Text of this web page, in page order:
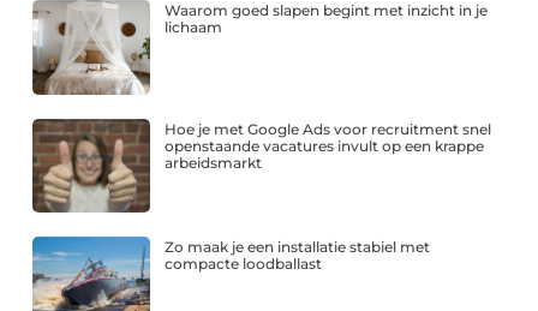
Waarom goed slapen begint met inzicht in je
lichaam
Hoe je met Google Ads voor recruitment snel
openstaande vacatures invult op een krappe
arbeidsmarkt
Zo maak je een installatie stabiel met
compacte loodballast